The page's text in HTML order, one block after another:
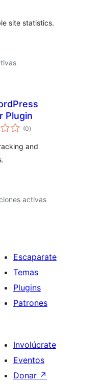
site statistics.
Plugin
(0total
de
)
and
activas
Escaparate
Temas
Plugins
Patrones
Involúcrate
Eventos
Donar ↗